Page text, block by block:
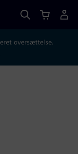
oversættelse.